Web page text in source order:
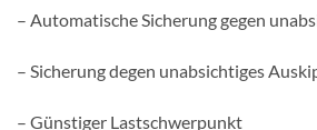
– Automatische Sicherung gegen
– Sicherung degen unabsichtiges
– Günstiger Lastschwerpunkt